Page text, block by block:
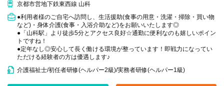
京都市営地下鉄東西線 山科
●利用者様のご自宅へ訪問し、生活援助(食事の用意・洗濯・掃除・買い物
など)・身体介護(食事・入浴介助など)をお願いいたします◎
●「山科駅」より徒歩5分とアクセス良好☆通勤に便利なのも嬉しいポイン
トですね！
●定年なし◎安心して長く働ける環境が整っています！即戦力になってい
ただける経験者の方は優遇します♪
介護福祉士/初任者研修(ヘルパー2級)/実務者研修(ヘルパー1級)